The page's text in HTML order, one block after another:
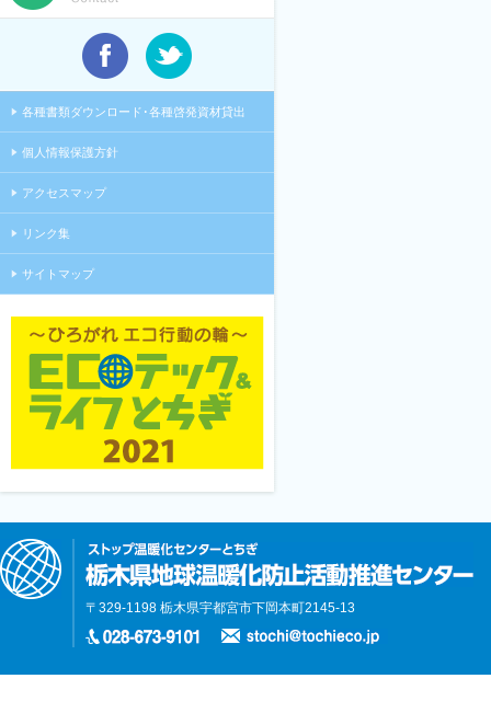
各種書類ダウンロード･各種啓発資材貸出
個人情報保護方針
アクセスマップ
リンク集
サイトマップ
〒329-1198 栃木県宇都宮市下岡本町2145-13